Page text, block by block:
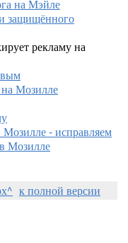
на Мэйле
защищённого
рекламу на
Мозилле
- исправляем
Мозилле
к полной версии